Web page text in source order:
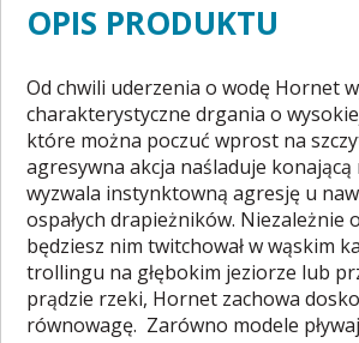
OPIS PRODUKTU
Od chwili uderzenia o wodę Hornet
charakterystyczne drgania o
które można poczuć wprost na
agresywna akcja naśladuje konającą
wyzwala instynktowną agresję u
ospałych drapieżników. Niezależnie
będziesz nim twitchował w wąskim
trollingu na głębokim jeziorze lub
prądzie rzeki, Hornet zachowa
równowagę. Zarówno modele